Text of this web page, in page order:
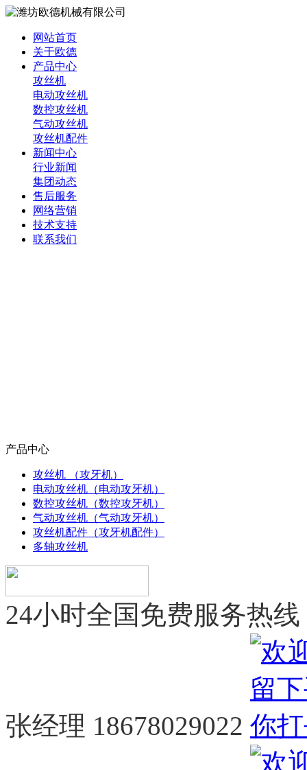
网站首页
关于欧德
产品中心
攻丝机
电动攻丝机
数控攻丝机
气动攻丝机
攻丝机配件
新闻中心
行业新闻
集团动态
售后服务
网络营销
技术支持
联系我们
产品中心
攻丝机 （攻牙机）
电动攻丝机（电动攻牙机）
数控攻丝机（数控攻牙机）
气动攻丝机（气动攻牙机）
攻丝机配件（攻牙机配件）
多轴攻丝机
24小时全国免费服务热线
张经理 18678029022